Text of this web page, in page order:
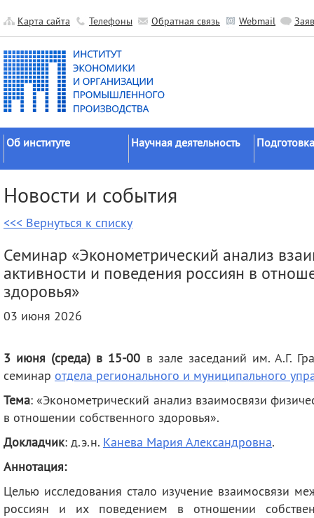
Карта сайта Телефоны Обратная связь Webmail
Об институте
Официальные документы
История
Научные подразделения
деятельность
Научная деятельность
исследований
Гранты
Научные школы
советы
Целевое
Новости и события
<<< Вернуться к списку
Семинар «Эконометрический анализ
активности и поведения россиян в
здоровья»
03 июня 2026
3 июня (среда) в 15-00 в зале заседаний им. А.Г.
семинар отдела регионального и муниципального
Тема: «Эконометрический анализ взаимосвязи
в отношении собственного здоровья».
Докладчик: д.э.н. Канева Мария Александровна.
Аннотация:
Целью исследования стало изучение взаимосвязи
россиян и их поведением в отношении